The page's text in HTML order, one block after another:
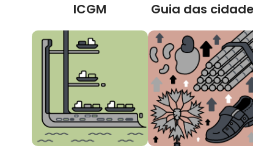
ICGM Guia das